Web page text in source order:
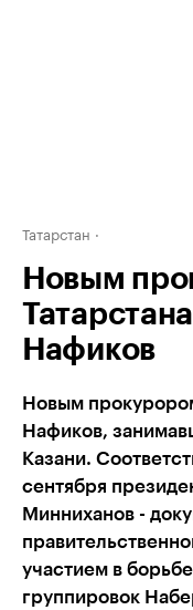
Татарстан
Новым
Нафиков
Новым
Нафиков,
Казани.
сентября
Минниханов -
участием в
группировок